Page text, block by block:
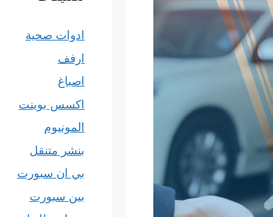
ادوات صحية
ارفف
اصباغ
اكسس بوينت
المونيوم
بنشر متنقل
بي ان سبورت
بين سبورت